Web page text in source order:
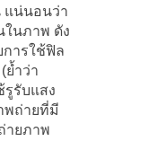
แน่นอนว่า
ในภาพ ดัง
ารใช้ฟิล
ย้ำว่า
รับแสง
พถ่ายที่มี
ายภาพ